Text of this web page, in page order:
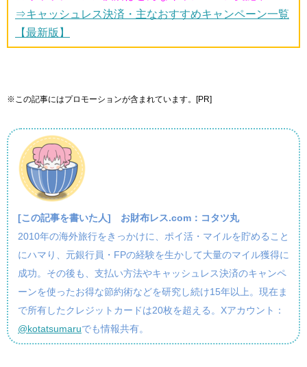
⇒キャッシュレス決済・主なおすすめキャンペーン一覧
【最新版】
※この記事にはプロモーションが含まれています。[PR]
[この記事を書いた人] お財布レス.com：コタツ丸
2010年の海外旅行をきっかけに、ポイ活・マイルを貯めること
にハマり、元銀行員・FPの経験を生かして大量のマイル獲得に
成功。その後も、支払い方法やキャッシュレス決済のキャンペ
ーンを使ったお得な節約術などを研究し続け15年以上。現在ま
で所有したクレジットカードは20枚を超える。Xアカウント：
@kotatsumaruでも情報共有。